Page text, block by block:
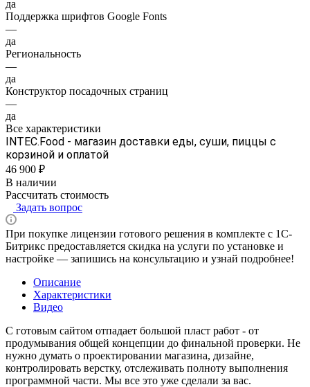
да
Поддержка шрифтов Google Fonts
—
да
Региональность
—
да
Конструктор посадочных страниц
—
да
Все характеристики
INTEC.Food - магазин доставки еды, суши, пиццы с
корзиной и оплатой
46 900 ₽
В наличии
Рассчитать стоимость
Задать вопрос
При покупке лицензии готового решения в комплекте с 1С-
Битрикс предоставляется скидка на услуги по установке и
настройке — запишись на консультацию и узнай подробнее!
Описание
Характеристики
Видео
С готовым сайтом отпадает большой пласт работ - от
продумывания общей концепции до финальной проверки. Не
нужно думать о проектировании магазина, дизайне,
контролировать верстку, отслеживать полноту выполнения
программной части. Мы все это уже сделали за вас.